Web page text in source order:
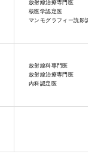
放射線治療専門医
核医学認定医
マンモグラフィー読影認定
放射線科専門医
放射線治療専門医
内科認定医